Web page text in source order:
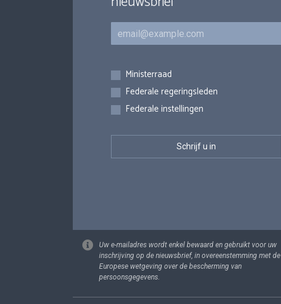
E-mail
Inschrijvingen
Ministerraad
Federale regeringsleden
Federale instellingen
Uw e-mailadres wordt enkel bewaard en gebruikt voor uw
inschrijving op de nieuwsbrief, in overeenstemming met de
Europese wetgeving over de bescherming van
persoonsgegevens.